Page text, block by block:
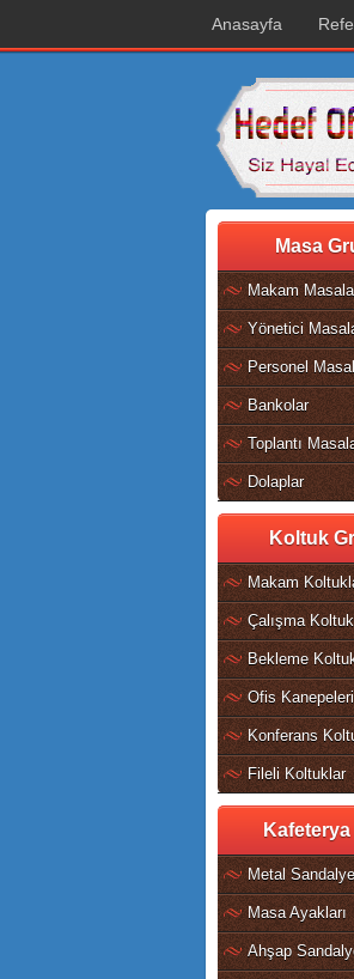
Anasayfa
Masa
Makam
Yönetici
Personel
Bankolar
Toplantı
Dolaplar
Koltuk
Makam
Çalışma
Bekleme
Ofis Kanepeleri
Konferans
Fileli Koltuklar
Metal Sandalye
Masa Ayakları
Ahşap